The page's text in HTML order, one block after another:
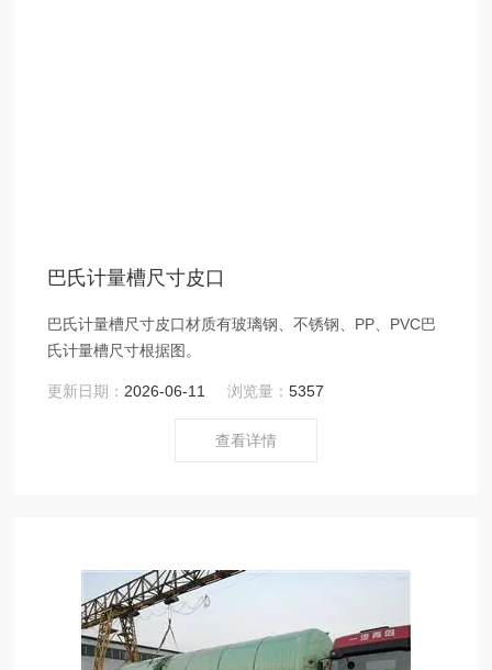
巴氏计量槽尺寸皮口
巴氏计量槽尺寸皮口材质有玻璃钢、不锈钢、PP、PVC巴
氏计量槽尺寸根据图。
更新日期： 2026-06-11 浏览量：5357
查看详情